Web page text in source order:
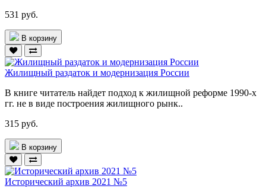
531 руб.
В корзину
Жилищный раздаток и модернизация России
В книге читатель найдет подход к жилищной реформе 1990-х
гг. не в виде построения жилищного рынк..
315 руб.
В корзину
Исторический архив 2021 №5